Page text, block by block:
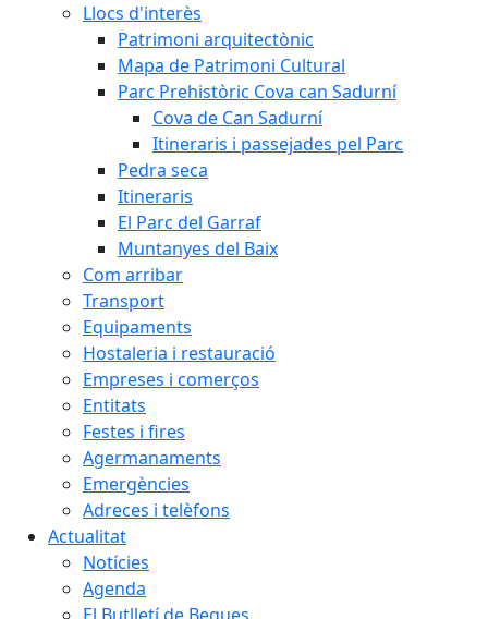
Llocs d'interès
Patrimoni arquitectònic
Mapa de Patrimoni Cultural
Parc Prehistòric Cova can Sadurní
Cova de Can Sadurní
Itineraris i passejades pel Parc
Pedra seca
Itineraris
El Parc del Garraf
Muntanyes del Baix
Com arribar
Transport
Equipaments
Hostaleria i restauració
Empreses i comerços
Entitats
Festes i fires
Agermanaments
Emergències
Adreces i telèfons
Actualitat
Notícies
Agenda